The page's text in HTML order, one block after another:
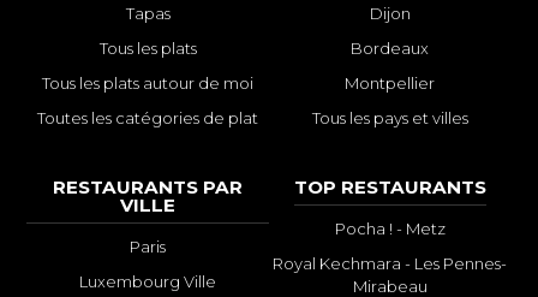
Tapas
Tous les plats
Tous les plats autour de moi
Toutes les catégories de plat
Dijon
Bordeaux
Montpellier
Tous les pays et villes
RESTAURANTS PAR
VILLE
Paris
Luxembourg Ville
TOP RESTAURANTS
Pocha ! - Metz
Royal Kechmara - Les Pennes-
Mirabeau